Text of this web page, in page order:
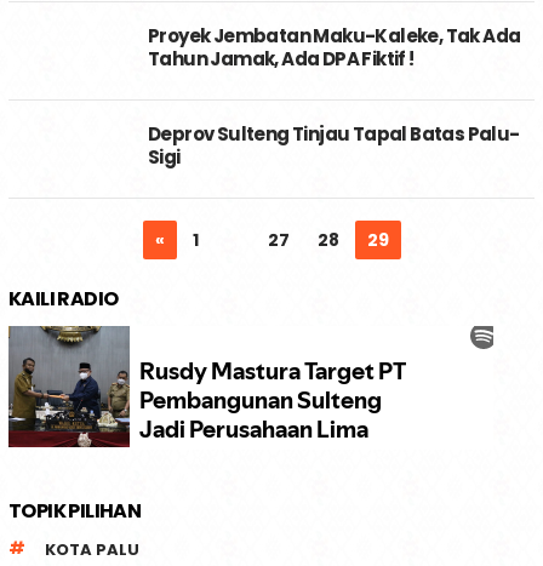
Proyek Jembatan Maku-Kaleke, Tak Ada
Tahun Jamak, Ada DPA Fiktif !
Deprov Sulteng Tinjau Tapal Batas Palu-
Sigi
« 1 27 28 29
KAILI RADIO
TOPIK PILIHAN
KOTA PALU